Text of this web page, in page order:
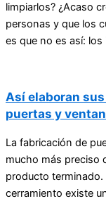
limpiarlos? ¿Acaso
personas y que los
es que no es así:
Así elaboran
puertas y
La fabricación de
mucho más preciso
producto terminado.
cerramiento existe